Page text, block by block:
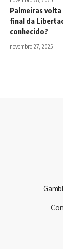
Palmeiras volta
final da
conhecido?
novembro 27, 2025